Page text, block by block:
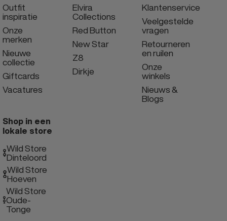
Outfit
inspiratie
Onze
merken
Nieuwe
collectie
Giftcards
Vacatures
Elvira
Collections
Red Button
New Star
Z8
Dirkje
Klantenservice
Veelgestelde
vragen
Retourneren
en ruilen
Onze
winkels
Nieuws &
Blogs
Shop in een
lokale store
Wild Store
Dinteloord
Wild Store
Hoeven
Wild Store
Oude-
Tonge